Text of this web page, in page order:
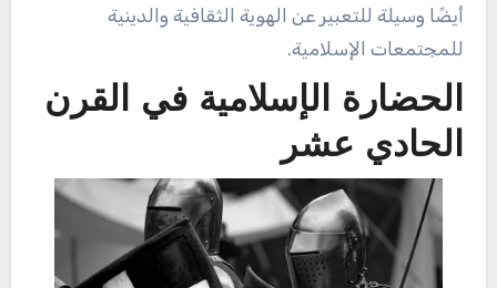
أيضًا وسيلة للتعبير عن الهوية الثقافية والدينية
للمجتمعات الإسلامية.
الحضارة الإسلامية في القرن
الحادي عشر